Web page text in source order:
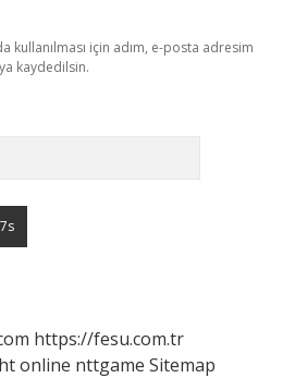
kullanılması için adım, e-posta adresim
kaydedilsin.
https://fesu.com.tr
online nttgame Sitemap